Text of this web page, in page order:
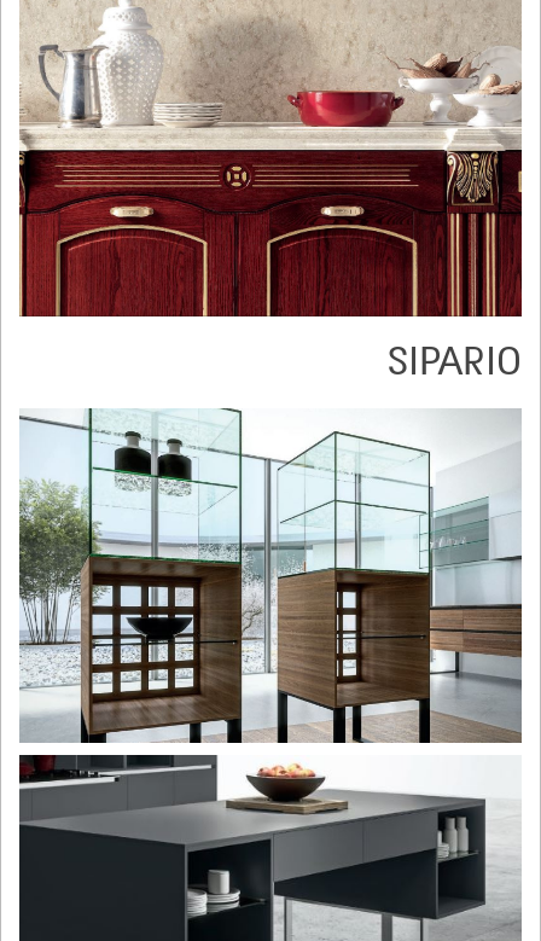
SIPARIO